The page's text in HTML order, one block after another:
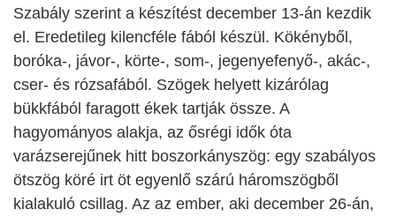
Szabály szerint a készítést december 13-án kezdik
el. Eredetileg kilencféle fából készül. Kökényből,
boróka-, jávor-, körte-, som-, jegenyefenyő-, akác-,
cser- és rózsafából. Szögek helyett kizárólag
bükkfából faragott ékek tartják össze. A
hagyományos alakja, az ősrégi idők óta
varázserejűnek hitt boszorkányszög: egy szabályos
ötszög köré irt öt egyenlő szárú háromszögből
kialakuló csillag. Az az ember, aki december 26-án,